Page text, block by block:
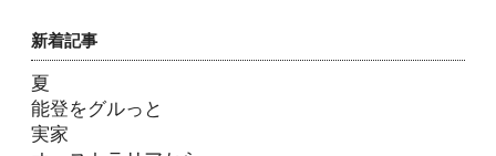
新着記事
夏
能登をグルっと
実家